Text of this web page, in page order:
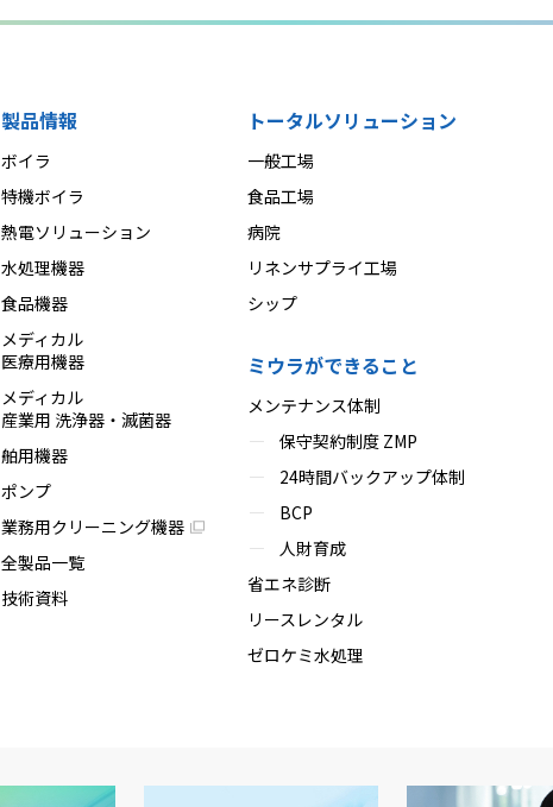
製品情報
ボイラ
特機ボイラ
熱電ソリューション
水処理機器
食品機器
メディカル
医療用機器
メディカル
産業用 洗浄器・滅菌器
舶用機器
ポンプ
業務用クリーニング機器
全製品一覧
技術資料
トータルソリューション
一般工場
食品工場
病院
リネンサプライ工場
シップ
ミウラができること
メンテナンス体制
保守契約制度 ZMP
24時間バックアップ体制
BCP
人財育成
省エネ診断
リースレンタル
ゼロケミ水処理